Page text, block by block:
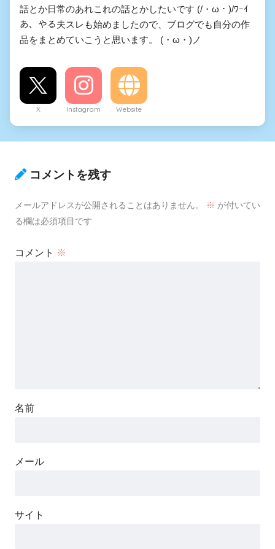
話とか日常のあれこれの話とかしたいです (/・ω・)/ﾜｰｲ
あ、やる夫スレも始めましたので、ブログでも自分の作
品をまとめていこうと思います。 (・ω・)ノ
X Instagram Website
コメントを残す
メールアドレスが公開されることはありません。 ※ が付いてい
る欄は必須項目です
コメント ※
名前
メール
サイト